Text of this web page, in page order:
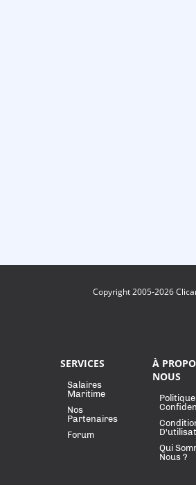
Copyright 2005-2026
SERVICES
Salaires
Maritime
Nos
Partenaires
Forum
À
NOUS
Qui
Nous ?